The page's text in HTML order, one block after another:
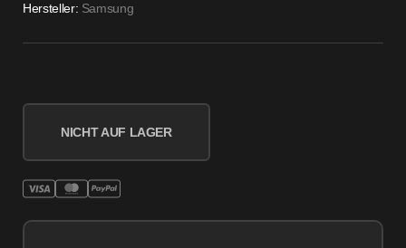
Hersteller: Samsung
NICHT AUF LAGER